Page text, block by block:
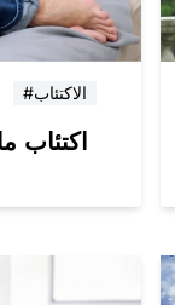
#الاكتئاب
اكتئاب